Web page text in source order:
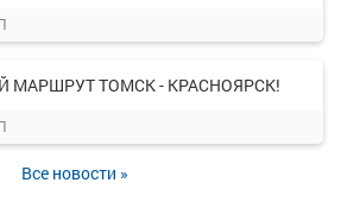
МАРШРУТ ТОМСК - КРАСНОЯРСК!
Все новости »